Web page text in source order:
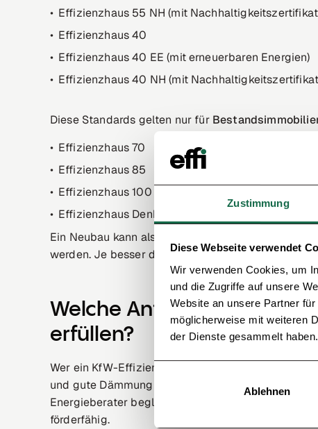
Zustimmung
Diese Webseite verwendet
Wir verwenden Cookies, um
und die Zugriffe auf unsere
Website an unsere Partner
möglicherweise mit weiteren
der Dienste gesammelt haben.
Ablehnen
Effizienzhaus 55 NH (mit
Effizienzhaus 40
Effizienzhaus 40 EE (mit erneuerbaren Energien)
Effizienzhaus 40 NH (mit
Diese Standards gelten nur für
Effizienzhaus 70
Effizienzhaus 85
Effizienzhaus 100
Effizienzhaus Denkmal
Ein Neubau kann also z. B. den Standard 40
werden. Je besser der Standard, desto weniger
Welche Anforderungen
erfüllen?
Wer ein KfW-Effizienzhaus plant oder sanieren
und gute Dämmung achten. Die Planung und
Energieberater begleitet werden, nur dann wird die
förderfähig.